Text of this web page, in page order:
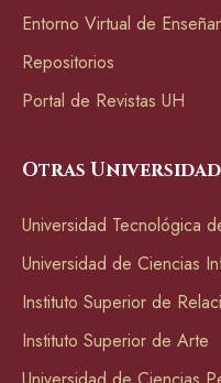
Entorno Virtual de
Repositorios
Portal de Revistas UH
Otras
Universidad Tecnológica
Universidad de Ciencias
Instituto Superior de
Instituto Superior de Arte